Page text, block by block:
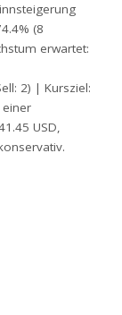
(8
erwartet:
2) | Kursziel:
USD,